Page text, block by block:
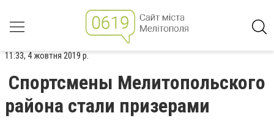
11:33, 4 жовтня 2019 р.
Спортсмены Мелитопольского
района стали призерами